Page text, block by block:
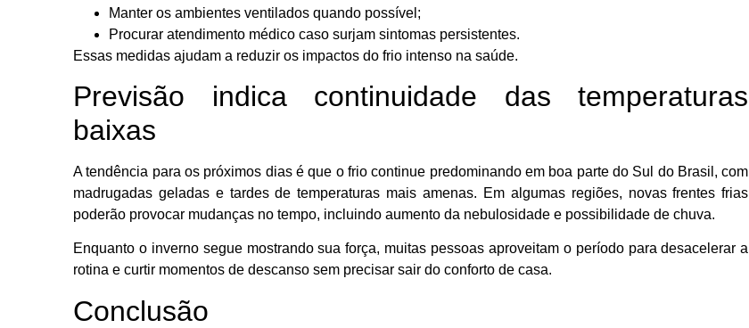
Manter os ambientes ventilados quando possível;
Procurar atendimento médico caso surjam sintomas persistentes.
Essas medidas ajudam a reduzir os impactos do frio intenso na saúde.
Previsão indica continuidade das temperaturas
baixas
A tendência para os próximos dias é que o frio continue predominando em boa parte do Sul do Brasil, com
madrugadas geladas e tardes de temperaturas mais amenas. Em algumas regiões, novas frentes frias
poderão provocar mudanças no tempo, incluindo aumento da nebulosidade e possibilidade de chuva.
Enquanto o inverno segue mostrando sua força, muitas pessoas aproveitam o período para desacelerar a
rotina e curtir momentos de descanso sem precisar sair do conforto de casa.
Conclusão